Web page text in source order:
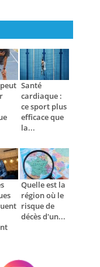
Santé
cardiaque :
ce sport plus
efficace que
la...
Quelle est la
région où le
risque de
décès d'un...